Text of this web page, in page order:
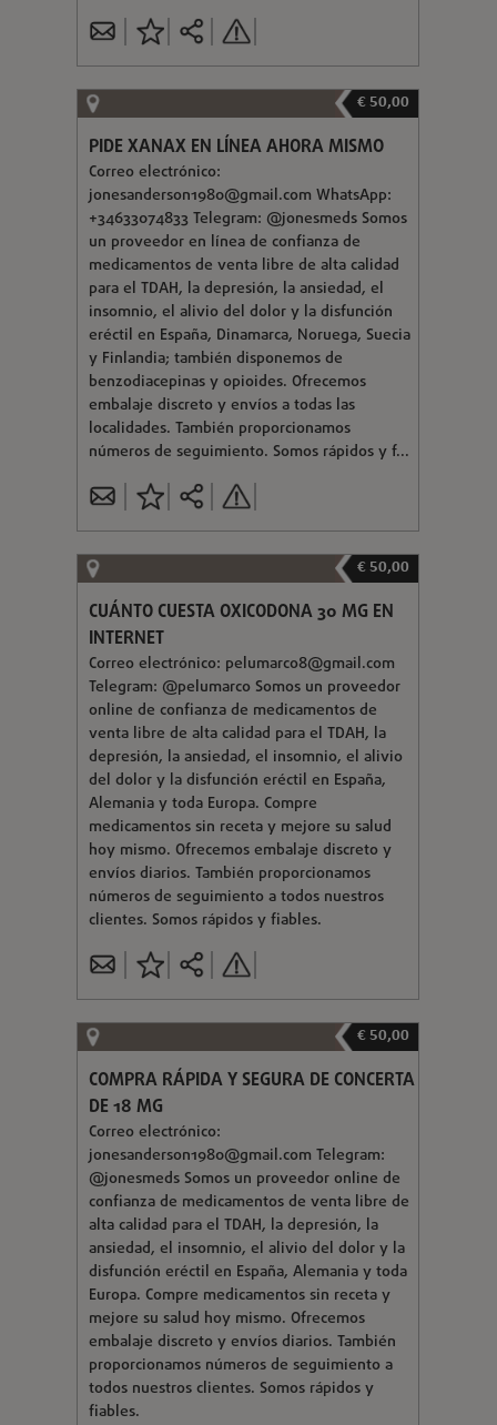
€ 50,00
PIDE XANAX EN LÍNEA AHORA MISMO
Correo electrónico:
jonesanderson1980@gmail.com WhatsApp:
+34633074833 Telegram: @jonesmeds Somos
un proveedor en línea de confianza de
medicamentos de venta libre de alta calidad
para el TDAH, la depresión, la ansiedad, el
insomnio, el alivio del dolor y la disfunción
eréctil en España, Dinamarca, Noruega, Suecia
y Finlandia; también disponemos de
benzodiacepinas y opioides. Ofrecemos
embalaje discreto y envíos a todas las
localidades. También proporcionamos
números de seguimiento. Somos rápidos y f...
€ 50,00
CUÁNTO CUESTA OXICODONA 30 MG EN
INTERNET
Correo electrónico: pelumarco8@gmail.com
Telegram: @pelumarco Somos un proveedor
online de confianza de medicamentos de
venta libre de alta calidad para el TDAH, la
depresión, la ansiedad, el insomnio, el alivio
del dolor y la disfunción eréctil en España,
Alemania y toda Europa. Compre
medicamentos sin receta y mejore su salud
hoy mismo. Ofrecemos embalaje discreto y
envíos diarios. También proporcionamos
números de seguimiento a todos nuestros
clientes. Somos rápidos y fiables.
€ 50,00
COMPRA RÁPIDA Y SEGURA DE CONCERTA
DE 18 MG
Correo electrónico:
jonesanderson1980@gmail.com Telegram:
@jonesmeds Somos un proveedor online de
confianza de medicamentos de venta libre de
alta calidad para el TDAH, la depresión, la
ansiedad, el insomnio, el alivio del dolor y la
disfunción eréctil en España, Alemania y toda
Europa. Compre medicamentos sin receta y
mejore su salud hoy mismo. Ofrecemos
embalaje discreto y envíos diarios. También
proporcionamos números de seguimiento a
todos nuestros clientes. Somos rápidos y
fiables.